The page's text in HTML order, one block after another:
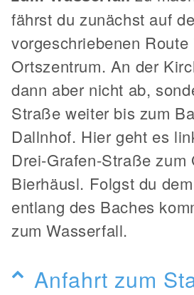
fährst du zunächst auf
vorgeschriebenen Route
Ortszentrum. An der
dann aber nicht ab,
Straße weiter bis zum
Dallnhof. Hier geht es
Drei-Grafen-Straße zum
Bierhäusl. Folgst du
entlang des Baches
zum Wasserfall.
Anfahrt zum